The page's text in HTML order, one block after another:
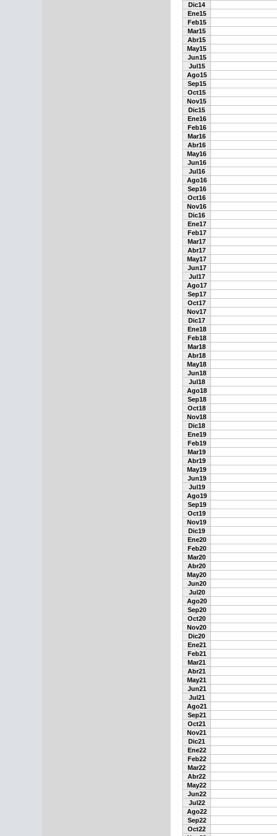
Dic14
Ene15
Feb15
Mar15
Abr15
May15
Jun15
Jul15
Ago15
Sep15
Oct15
Nov15
Dic15
Ene16
Feb16
Mar16
Abr16
May16
Jun16
Jul16
Ago16
Sep16
Oct16
Nov16
Dic16
Ene17
Feb17
Mar17
Abr17
May17
Jun17
Jul17
Ago17
Sep17
Oct17
Nov17
Dic17
Ene18
Feb18
Mar18
Abr18
May18
Jun18
Jul18
Ago18
Sep18
Oct18
Nov18
Dic18
Ene19
Feb19
Mar19
Abr19
May19
Jun19
Jul19
Ago19
Sep19
Oct19
Nov19
Dic19
Ene20
Feb20
Mar20
Abr20
May20
Jun20
Jul20
Ago20
Sep20
Oct20
Nov20
Dic20
Ene21
Feb21
Mar21
Abr21
May21
Jun21
Jul21
Ago21
Sep21
Oct21
Nov21
Dic21
Ene22
Feb22
Mar22
Abr22
May22
Jun22
Jul22
Ago22
Sep22
Oct22